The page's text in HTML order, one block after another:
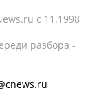
c 11.1998
разбора -